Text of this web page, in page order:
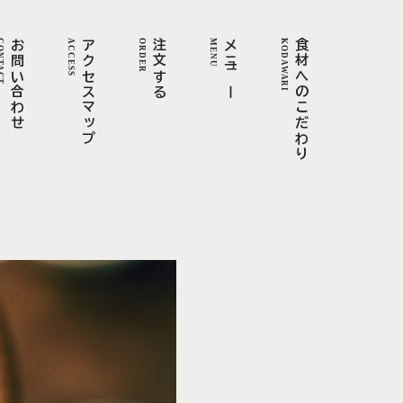
食材へのこだわり
KODAWARI
メニュー
MENU
注文する
ORDER
アクセスマップ
ACCESS
お問い合わせ